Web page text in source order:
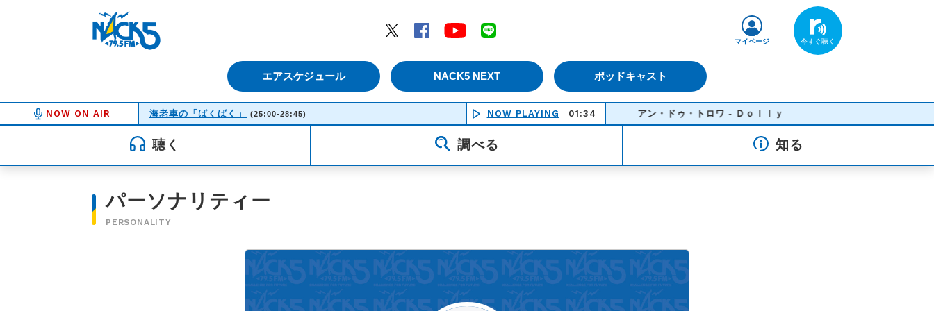
Twitter
Facebook YouTube
エアスケジュール NACK5 NEXT ポッドキャスト
マイページ
NOW ON AIR 海老車の「ばくばく」 (25:00-28:45) NOW PLAYING 01:34 アン・ドゥ・トロワ - Ｄｏｌｌｙ
聴く 調べる 知る
パーソナリティー
PERSONALITY